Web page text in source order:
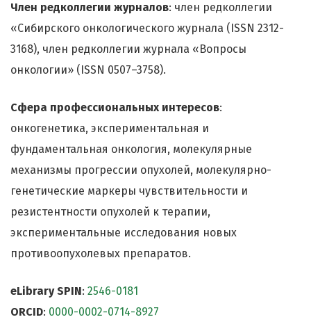
Член редколлегии журналов: член редколлегии
«Сибирского онкологического журнала (ISSN 2312-
3168), член редколлегии журнала «Вопросы
онкологии» (ISSN 0507–3758).
Сфера профессиональных интересов:
онкогенетика, экспериментальная и
фундаментальная онкология, молекулярные
механизмы прогрессии опухолей, молекулярно-
генетические маркеры чувствительности и
резистентности опухолей к терапии,
экспериментальные исследования новых
противоопухолевых препаратов.
eLibrary SPIN: 2546-0181
ORCID: 0000-0002-0714-8927